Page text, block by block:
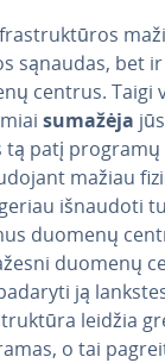
sąnaudas, bet
centrus. Taigi
sumažėja
tą patį
mažiau
išnaudoti
duomenų
duomenų
ją
leidžia
o tai